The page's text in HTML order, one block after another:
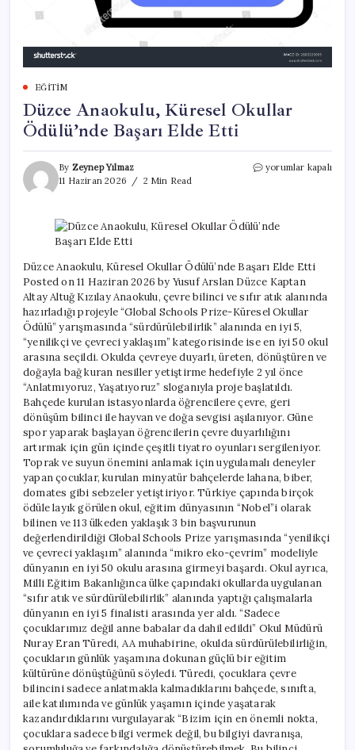
EĞITIM
Düzce Anaokulu, Küresel Okullar
Ödülü’nde Başarı Elde Etti
By Zeynep Yılmaz
11 Haziran 2026
2 Min Read
Düzce
Ödülü’nde
Başarı
için
yorumlar kapalı
Düzce Anaokulu, Küresel Okullar Ödülü’nde Başarı Elde Etti
Posted on 11 Haziran 2026 by Yusuf Arslan Düzce Kaptan
Altay Altuğ Kızılay Anaokulu, çevre bilinci ve sıfır atık alanında
hazırladığı projeyle “Global Schools Prize-Küresel Okullar
Ödülü” yarışmasında “sürdürülebilirlik” alanında en iyi 5,
“yenilikçi ve çevreci yaklaşım” kategorisinde ise en iyi 50 okul
arasına seçildi. Okulda çevreye duyarlı, üreten, dönüştüren ve
doğayla bağ kuran nesiller yetiştirme hedefiyle 2 yıl önce
“Anlatmıyoruz, Yaşatıyoruz” sloganıyla proje başlatıldı.
Bahçede kurulan istasyonlarda öğrencilere çevre, geri
dönüşüm bilinci ile hayvan ve doğa sevgisi aşılanıyor. Güne
spor yaparak başlayan öğrencilerin çevre duyarlılığını
artırmak için gün içinde çeşitli tiyatro oyunları sergileniyor.
Toprak ve suyun önemini anlamak için uygulamalı deneyler
yapan çocuklar, kurulan minyatür bahçelerde lahana, biber,
domates gibi sebzeler yetiştiriyor. Türkiye çapında birçok
ödüle layık görülen okul, eğitim dünyasının “Nobel”i olarak
bilinen ve 113 ülkeden yaklaşık 3 bin başvurunun
değerlendirildiği Global Schools Prize yarışmasında “yenilikçi
ve çevreci yaklaşım” alanında “mikro eko-çevrim” modeliyle
dünyanın en iyi 50 okulu arasına girmeyi başardı. Okul ayrıca,
Milli Eğitim Bakanlığınca ülke çapındaki okullarda uygulanan
“sıfır atık ve sürdürülebilirlik” alanında yaptığı çalışmalarla
dünyanın en iyi 5 finalisti arasında yer aldı. “Sadece
çocuklarımız değil anne babalar da dahil edildi” Okul Müdürü
Nuray Eran Türedi, AA muhabirine, okulda sürdürülebilirliğin,
çocukların günlük yaşamına dokunan güçlü bir eğitim
kültürüne dönüştüğünü söyledi. Türedi, çocuklara çevre
bilincini sadece anlatmakla kalmadıklarını bahçede, sınıfta,
aile katılımında ve günlük yaşamın içinde yaşatarak
kazandırdıklarını vurgulayarak “Bizim için en önemli nokta,
çocuklara sadece bilgi vermek değil, bu bilgiyi davranışa,